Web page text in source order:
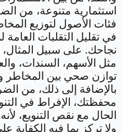
استثمارية متنوعة، من
فئات الأصول لتوزيع
في تقليل التقلبات
نجاحك. على سبيل
مثل الأسهم، السندات،
توازن صحي بين المخاطر
بالإضافة إلى ذلك، من
محفظتك، الإفراط في
الحال مع نقص التنويع،
ولا تركز بما فيه الكفاية